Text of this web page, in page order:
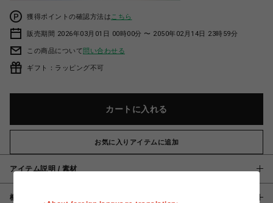
獲得ポイントの確認方法は こちら
販売期間 2026年03月01日 00時00分 〜 2050年02月14日 23時59分
この商品について問い合わせる
ギフト：ラッピング不可
カートに入れる
お気に入りアイテムに追加
アイテム説明 / 素材
概要